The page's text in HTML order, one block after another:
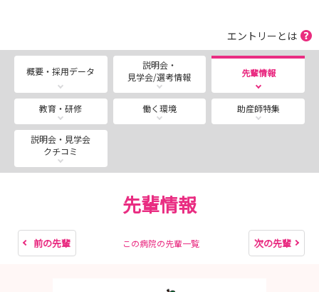
お知らせです🎀
〇夏の一日職場体験 ８月に開催します！
2026年夏の職場体験の日程が決まりました！
病棟の雰囲気を直接体験し、スタッフとも直接お話しいた
だける貴重なチャンス！！
例年予約枠が早く埋まってしまいますので、気になる方は
※現在満員となっており、キャンセルで空きが出た場合の
みご予約可能となります※
エントリーとは
概要・採用データ
説明会・
見学会/選考情報
先輩情報
教育・研修 働く環境 助産師特集
説明会・見学会
クチコミ
先輩情報
前の先輩 この病院の先輩一覧 次の先輩